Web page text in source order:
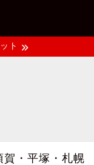
ト
・平塚・札幌